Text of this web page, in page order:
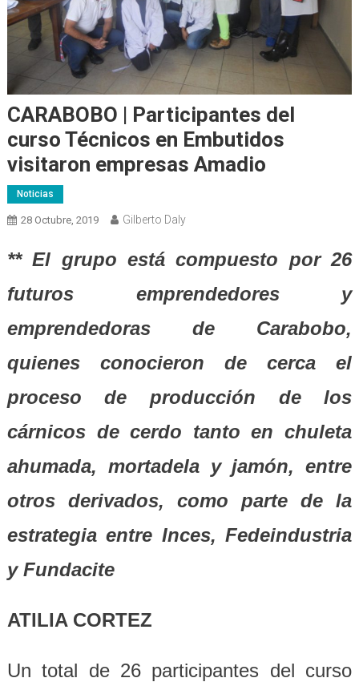
CARABOBO | Participantes del
curso Técnicos en Embutidos
visitaron empresas Amadio
Noticias
28 Octubre, 2019 Gilberto Daly
** El grupo está compuesto por 26
futuros emprendedores y
emprendedoras de Carabobo,
quienes conocieron de cerca el
proceso de producción de los
cárnicos de cerdo tanto en chuleta
ahumada, mortadela y jamón, entre
otros derivados, como parte de la
estrategia entre Inces, Fedeindustria
y Fundacite
ATILIA CORTEZ
Un total de 26 participantes del curso